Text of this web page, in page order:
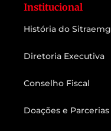
Institucional
História do Sitraemg
Diretoria Executiva
Conselho Fiscal
Doações e Parcerias